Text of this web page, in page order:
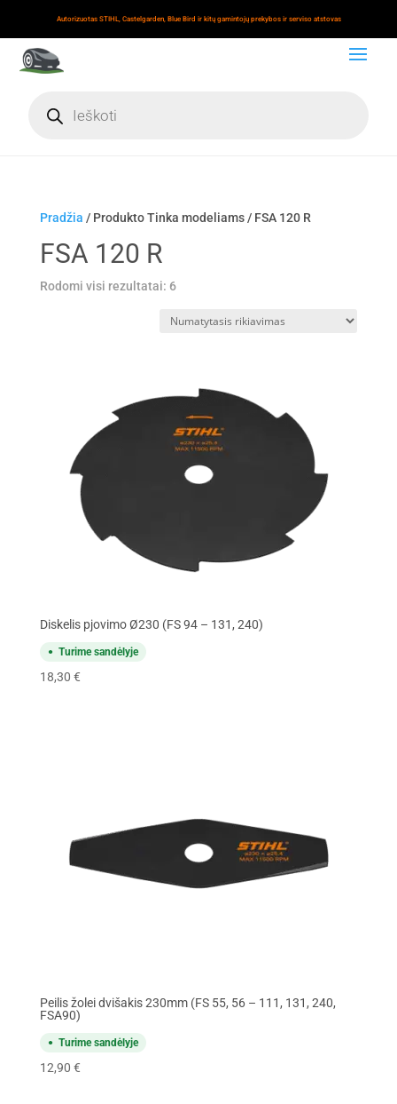
Autorizuotas STIHL, Castelgarden, Blue Bird ir kitų gamintojų prekybos ir serviso atstovas
search
Pradžia / Produkto Tinka modeliams / FSA 120 R
FSA 120 R
Rodomi visi rezultatai: 6
Diskelis pjovimo Ø230 (FS 94 – 131, 240)
Turime sandėlyje
18,30 €
Peilis žolei dvišakis 230mm (FS 55, 56 – 111, 131, 240,
FSA90)
Turime sandėlyje
12,90 €